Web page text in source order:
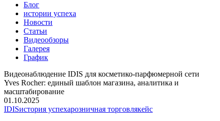
Блог
истории успеха
Новости
Статьи
Видеообзоры
Галерея
График
Видеонаблюдение IDIS для косметико‑парфюмерной сети
Yves Rocher: единый шаблон магазина, аналитика и
масштабирование
01.10.2025
IDISистория успехарозничная торговлякейс